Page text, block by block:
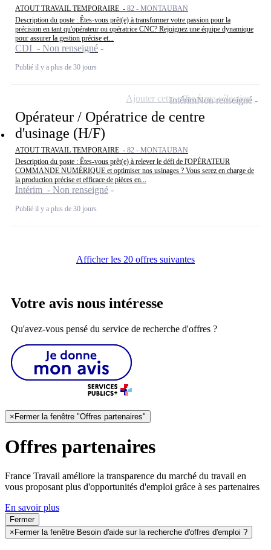
ATOUT TRAVAIL TEMPORAIRE - 82 - MONTAUBAN
Description du poste : Êtes-vous prêt(e) à transformer votre passion pour la
précision en tant qu'opérateur ou opératrice CNC? Rejoignez une équipe dynamique
pour assurer la gestion précise et...
CDI - Non renseigné
Publié il y a plus de 30 jours
Opérateur / Opératrice de centre
d'usinage (H/F)
ATOUT TRAVAIL TEMPORAIRE - 82 - MONTAUBAN
Description du poste : Êtes-vous prêt(e) à relever le défi de l'OPÉRATEUR
COMMANDE NUMÉRIQUE et optimiser nos usinages ? Vous serez en charge de
la production précise et efficace de pièces en...
Intérim - Non renseigné
Publié il y a plus de 30 jours
IntérimNon renseigné
Ajouter cette offre à ma sélection
Afficher les 20 offres suivantes
Votre avis nous intéresse
Qu'avez-vous pensé du service de recherche d'offres ?
×Fermer la fenêtre "Offres partenaires"
Offres partenaires
France Travail améliore la transparence du marché du travail en
vous proposant plus d'opportunités d'emploi grâce à ses partenaires
En savoir plus
Fermer
× Fermer la fenêtre Besoin d'aide sur la recherche d'offres d'emploi ?